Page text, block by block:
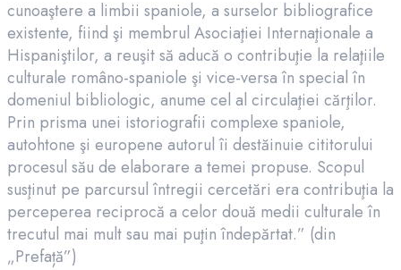
cunoaştere a limbii spaniole, a surselor bibliografice
existente, fiind şi membrul Asociaţiei Internaţionale a
Hispaniştilor, a reuşit să aducă o contribuţie la relaţiile
culturale româno-spaniole şi vice-versa în special în
domeniul bibliologic, anume cel al circulaţiei cărţilor.
Prin prisma unei istoriografii complexe spaniole,
autohtone şi europene autorul îi destăinuie cititorului
procesul său de elaborare a temei propuse. Scopul
susţinut pe parcursul întregii cercetări era contribuţia la
perceperea reciprocă a celor două medii culturale în
trecutul mai mult sau mai puţin îndepărtat.” (din
„Prefață”)